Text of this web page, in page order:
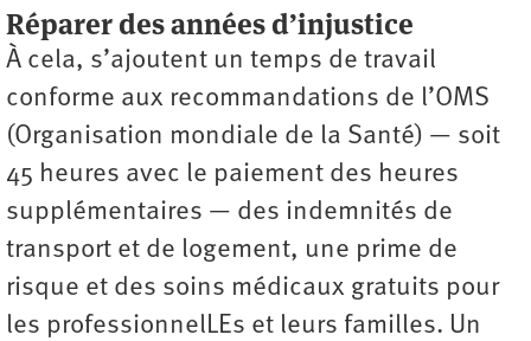
Réparer des années d’injustice
À cela, s’ajoutent un temps de travail
conforme aux recommandations de l’OMS
(Organisation mondiale de la Santé) — soit
45 heures avec le paiement des heures
supplémentaires — des indemnités de
transport et de logement, une prime de
risque et des soins médicaux gratuits pour
les professionnelLEs et leurs familles. Un